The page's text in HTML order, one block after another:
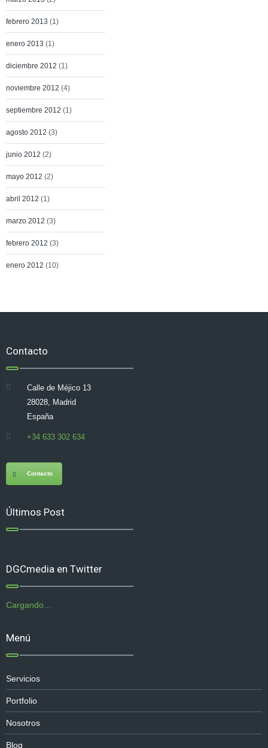
febrero 2013 (1)
enero 2013 (1)
diciembre 2012 (1)
noviembre 2012 (4)
septiembre 2012 (1)
agosto 2012 (3)
junio 2012 (2)
mayo 2012 (2)
abril 2012 (1)
marzo 2012 (3)
febrero 2012 (3)
enero 2012 (10)
Contacto
Calle de Méjico 13
28028, Madrid
España
+34 633 302 634
Contacto
Últimos Post
DGCmedia en Twitter
Cargando...
Menú
Servicios
Portfolio
Nosotros
Blog